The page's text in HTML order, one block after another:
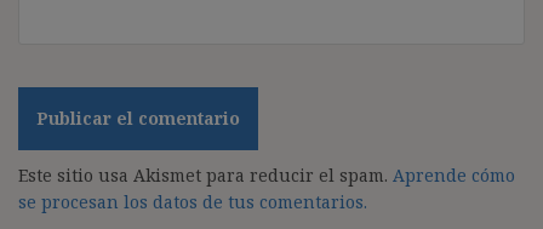
Este sitio usa Akismet para reducir el spam. Aprende cómo
se procesan los datos de tus comentarios.